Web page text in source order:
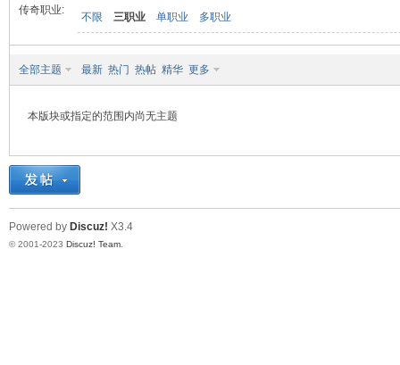
传奇职业:
不限 三职业 单职业 多职业
全部主题 最新 热门 热帖 精华 更多
本版块或指定的范围内尚无主题
Powered by Discuz! X3.4
© 2001-2023 Discuz! Team.